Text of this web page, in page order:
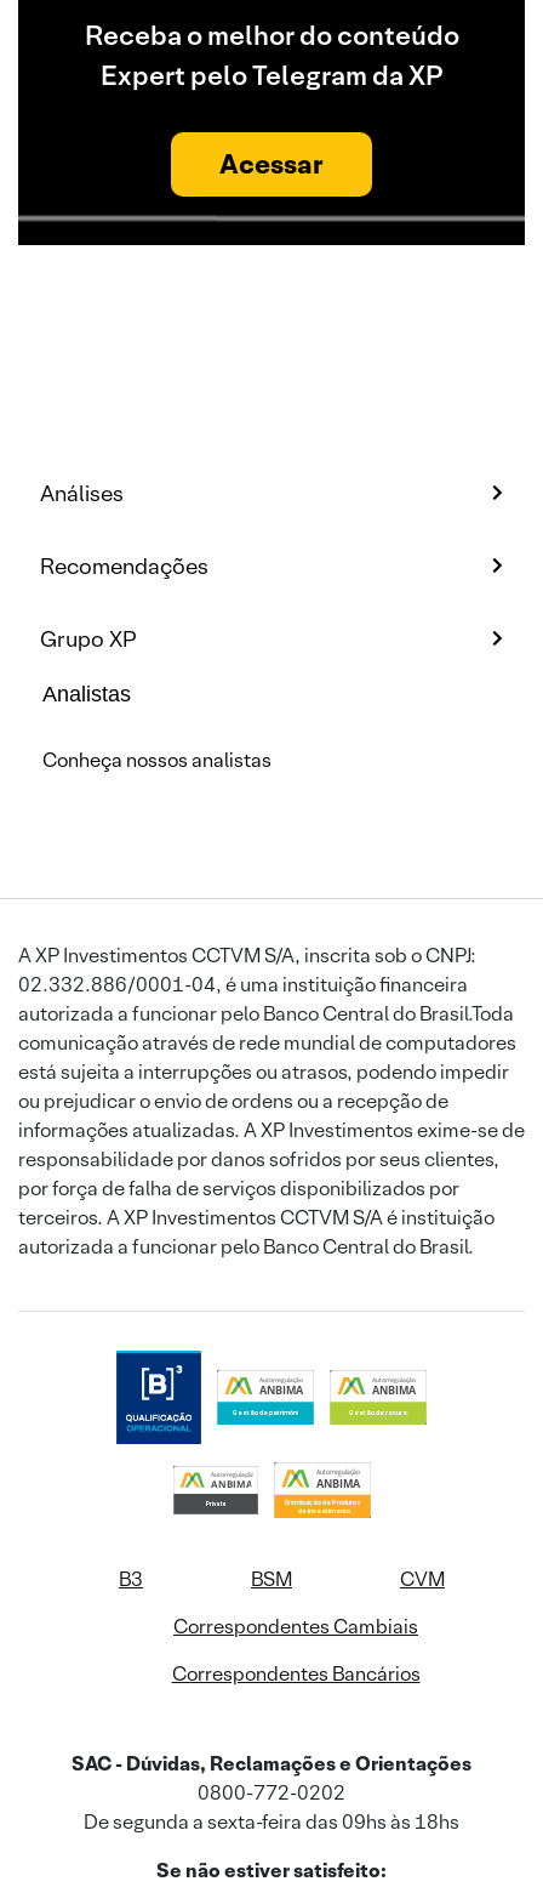
Receba o melhor do conteúdo
Expert pelo Telegram da XP
Acessar
Análises
Recomendações
Grupo XP
Analistas
Conheça nossos analistas
A XP Investimentos CCTVM S/A, inscrita sob o CNPJ:
02.332.886/0001-04, é uma instituição financeira
autorizada a funcionar pelo Banco Central do Brasil.Toda
comunicação através de rede mundial de computadores
está sujeita a interrupções ou atrasos, podendo impedir
ou prejudicar o envio de ordens ou a recepção de
informações atualizadas. A XP Investimentos exime-se de
responsabilidade por danos sofridos por seus clientes,
por força de falha de serviços disponibilizados por
terceiros. A XP Investimentos CCTVM S/A é instituição
autorizada a funcionar pelo Banco Central do Brasil.
B3 BSM
CVM
Correspondentes Cambiais
Correspondentes Bancários
SAC - Dúvidas, Reclamações e Orientações
0800-772-0202
De segunda a sexta-feira das 09hs às 18hs
Se não estiver satisfeito: